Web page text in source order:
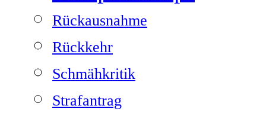
Rückausnahme
Rückkehr
Schmähkritik
Strafantrag